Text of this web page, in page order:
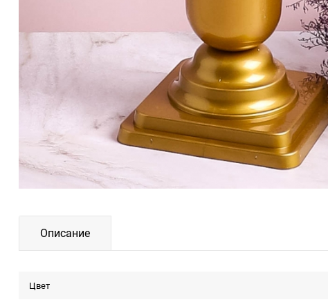
Описание
Цвет